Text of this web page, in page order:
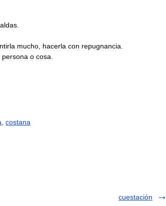
mucho hacerla con repugnancia
persona o cosa
costana
cuestación